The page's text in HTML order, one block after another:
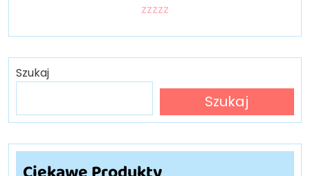
zzzzz
Szukaj
Szukaj